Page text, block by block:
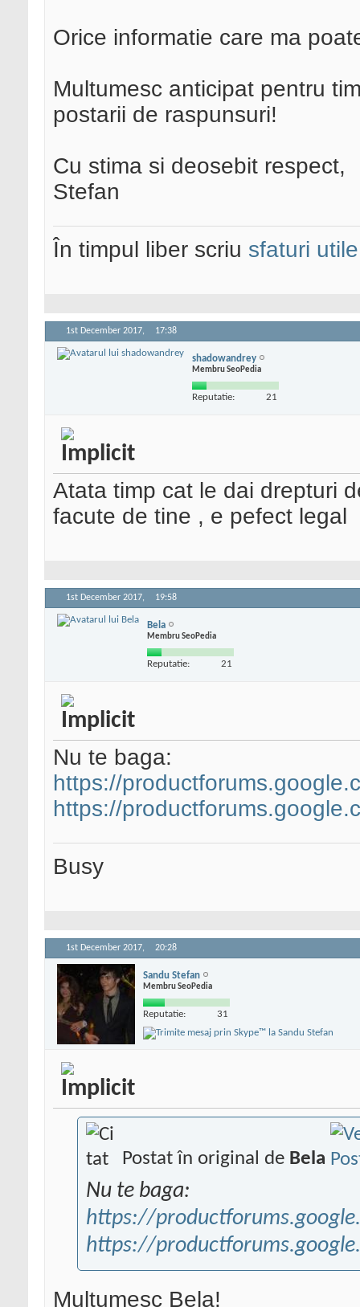
Orice informatie care ma
Multumesc anticipat pentru
postarii de raspunsuri!
Cu stima si deosebit respect,
Stefan
În timpul liber scriu sfaturi utile
1st December 2017, 17:38
shadowandrey
Membru SeoPedia
Reputatie: 21
Atata timp cat le dai drepturi
facute de tine , e pefect legal
1st December 2017, 19:58
Bela
Membru SeoPedia
Reputatie: 21
Nu te baga:
https://
https://
Busy
1st December 2017, 20:28
Sandu Stefan
Membru SeoPedia
Reputatie: 31
Postat în original de Bela
Nu te baga:
https://
https://
Multumesc Bela!